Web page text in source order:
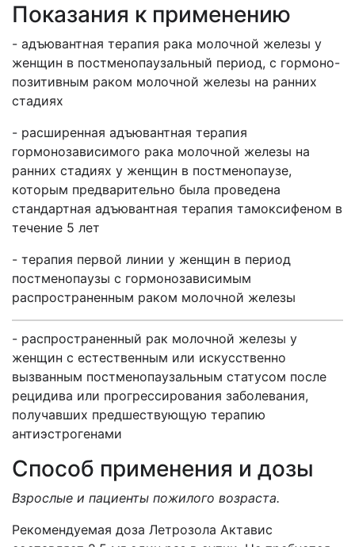
Показания к применению
- адъювантная терапия рака молочной железы у
женщин в постменопаузальный период, с гормоно-
позитивным раком молочной железы на ранних
стадиях
- расширенная адъювантная терапия
гормонозависимого рака молочной железы на
ранних стадиях у женщин в постменопаузе,
которым предварительно была проведена
стандартная адъювантная терапия тамоксифеном в
течение 5 лет
- терапия первой линии у женщин в период
постменопаузы с гормонозависимым
распространенным раком молочной железы
- распространенный рак молочной железы у
женщин с естественным или искусственно
вызванным постменопаузальным статусом после
рецидива или прогрессирования заболевания,
получавших предшествующую терапию
антиэстрогенами
Способ применения и дозы
Взрослые и пациенты пожилого возраста.
Рекомендуемая доза Летрозола Актавис